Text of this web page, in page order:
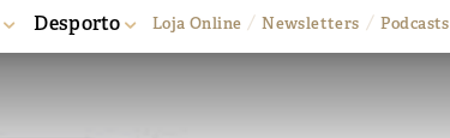
Desporto Loja Online Newsletters Podcasts